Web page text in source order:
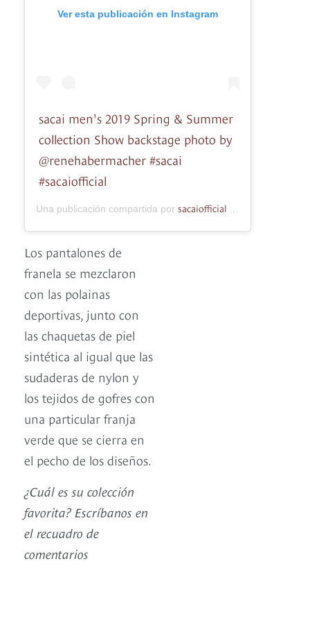
Ver esta publicación en Instagram
sacai men's 2019 Spring & Summer
collection Show backstage photo by
@renehabermacher #sacai
#sacaiofficial
Una publicación compartida por sacaiofficial
Los pantalones de
franela se mezclaron
con las polainas
deportivas, junto con
las chaquetas de piel
sintética al igual que las
sudaderas de nylon y
los tejidos de gofres con
una particular franja
verde que se cierra en
el pecho de los diseños.
¿Cuál es su colección
favorita? Escríbanos en
el recuadro de
comentarios